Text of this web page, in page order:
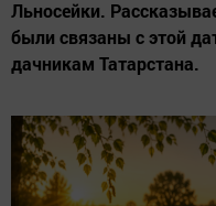
Льносейки.
были связаны с этой
дачникам Татарстана.